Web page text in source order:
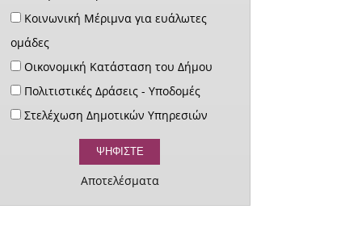
Κοινωνική Μέριμνα για ευάλωτες
ομάδες
Οικονομική Κατάσταση του Δήμου
Πολιτιστικές Δράσεις - Υποδομές
Στελέχωση Δημοτικών Υπηρεσιών
Αποτελέσματα